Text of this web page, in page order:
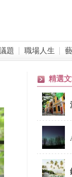
題 職場人生
精選